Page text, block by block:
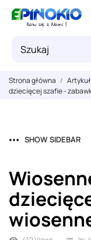
Strona główna
dziecięcej szafie -
SHOW SIDEBAR